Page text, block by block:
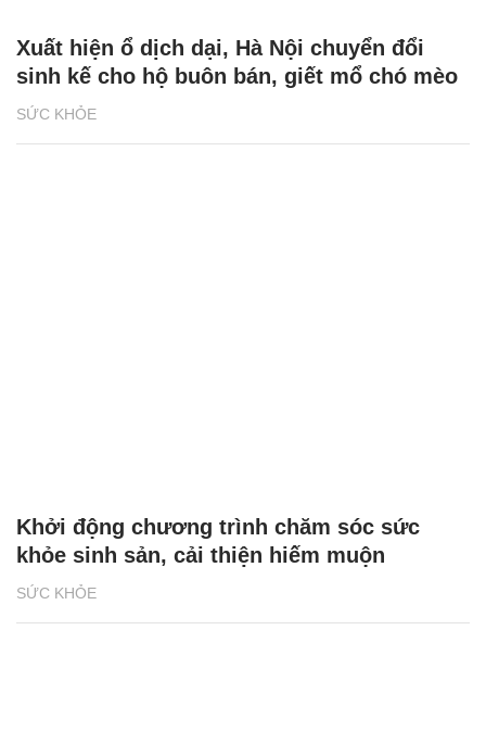
SỨC KHỎE
Xuất hiện ổ dịch dại, Hà Nội chuyển đổi
sinh kế cho hộ buôn bán, giết mổ chó mèo
SỨC KHỎE
Khởi động chương trình chăm sóc sức
khỏe sinh sản, cải thiện hiếm muộn